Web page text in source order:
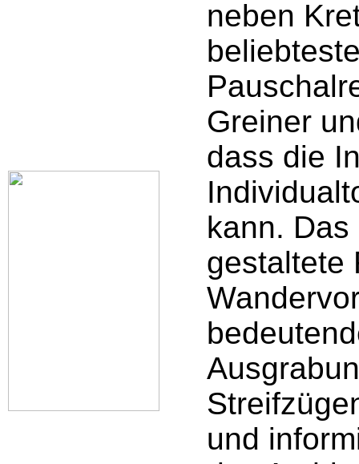
neben
Greiner
dass die
kann.
gestaltete
und